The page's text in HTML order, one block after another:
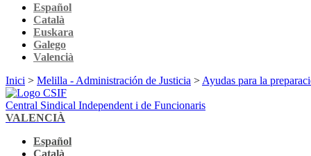
Español
Català
Euskara
Galego
Valencià
Inici > Melilla - Administración de Justicia > Ayudas para la
Central Sindical Independent i de Funcionaris
VALENCIÀ
Español
Català